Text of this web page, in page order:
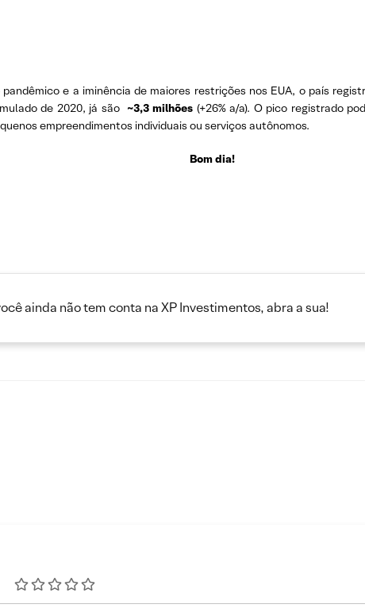
e a iminência de maiores restrições nos EUA, o país
de 2020, já são ~3,3 milhões (+26% a/a). O pico registrado
empreendimentos individuais ou serviços autônomos.
Bom dia!
ainda não tem conta na XP Investimentos, abra a sua!